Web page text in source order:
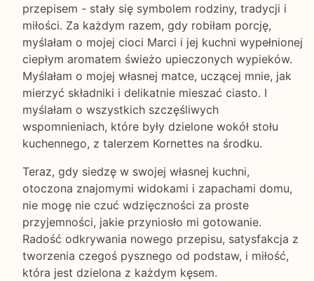
przepisem - stały się symbolem rodziny, tradycji i
miłości. Za każdym razem, gdy robiłam porcję,
myślałam o mojej cioci Marci i jej kuchni wypełnionej
ciepłym aromatem świeżo upieczonych wypieków.
Myślałam o mojej własnej matce, uczącej mnie, jak
mierzyć składniki i delikatnie mieszać ciasto. I
myślałam o wszystkich szczęśliwych
wspomnieniach, które były dzielone wokół stołu
kuchennego, z talerzem Kornettes na środku.
Teraz, gdy siedzę w swojej własnej kuchni,
otoczona znajomymi widokami i zapachami domu,
nie mogę nie czuć wdzięczności za proste
przyjemności, jakie przyniosło mi gotowanie.
Radość odkrywania nowego przepisu, satysfakcja z
tworzenia czegoś pysznego od podstaw, i miłość,
która jest dzielona z każdym kęsem.